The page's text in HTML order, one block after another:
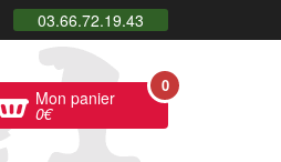
03.66.72.19.43
Mon panier
0€
0